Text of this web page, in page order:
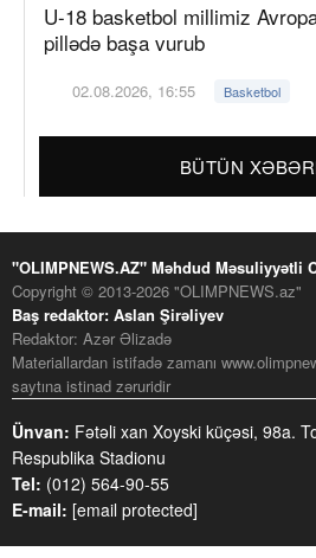
U-18 basketbol millimiz Avropa
pillədə başa vurub
02.08.2026, 16:55 Basketbol
BÜTÜN
"OLIMPNEWS.AZ" Məhdud Məsuliyyətli
Copyright © 2013-2026 "OLIMPNEWS.az"
Baş redaktor: Aslan Şirəliyev
Redaktor: Azər Əlizadə
Materiallardan istifadə zamanı
saytına istinad zəruridir
Ünvan: Fətəli xan Xoyski küçəsi, 98a.
Respublika Stadionu
Tel: (012) 564-90-55
E-mail: [email protected]